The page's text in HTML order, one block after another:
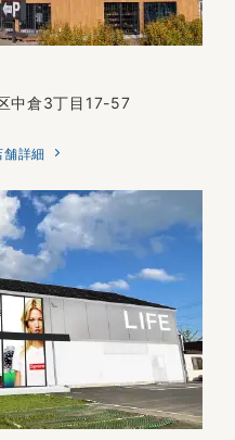
中倉3丁目17-57
詳細